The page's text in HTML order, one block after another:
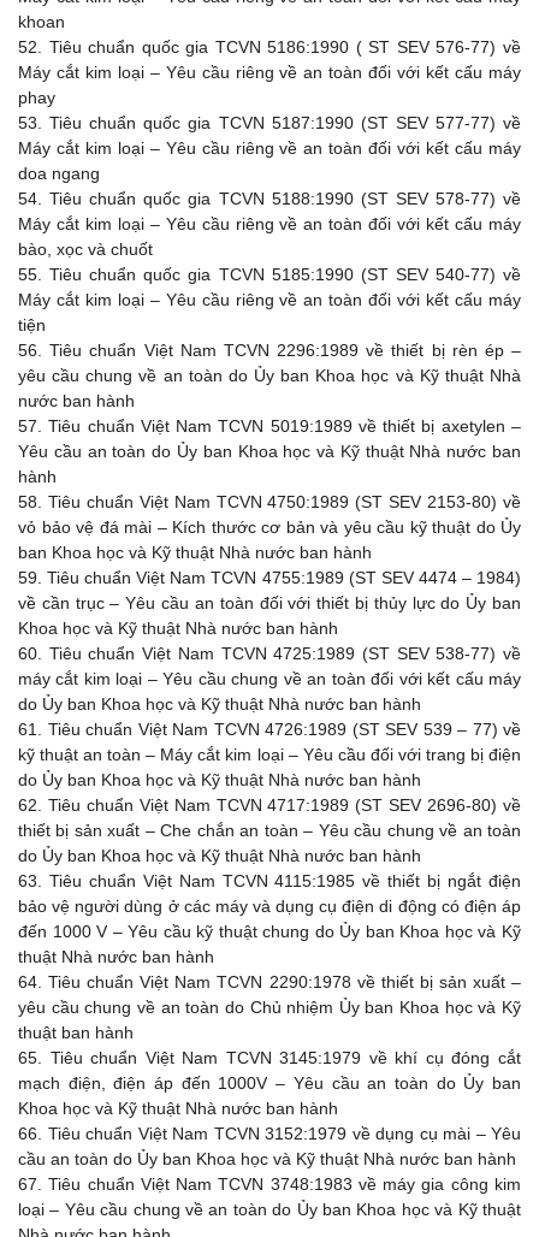
khoan
52.
Tiêu chuẩn quốc gia TCVN 5186:1990 ( ST SEV 576-77) về
Máy cắt kim loại – Yêu cầu riêng về an toàn đối với kết cấu máy
phay
53.
Tiêu chuẩn quốc gia TCVN 5187:1990 (ST SEV 577-77) về
Máy cắt kim loại – Yêu cầu riêng về an toàn đối với kết cấu máy
doa ngang
54.
Tiêu chuẩn quốc gia TCVN 5188:1990 (ST SEV 578-77) về
Máy cắt kim loại – Yêu cầu riêng về an toàn đối với kết cấu máy
bào, xọc và chuốt
55.
Tiêu chuẩn quốc gia TCVN 5185:1990 (ST SEV 540-77) về
Máy cắt kim loại – Yêu cầu riêng về an toàn đối với kết cấu máy
tiện
56.
Tiêu chuẩn Việt Nam TCVN 2296:1989 về thiết bị rèn ép –
yêu cầu chung về an toàn do Ủy ban Khoa học và Kỹ thuật Nhà
nước ban hành
57.
Tiêu chuẩn Việt Nam TCVN 5019:1989 về thiết bị axetylen –
Yêu cầu an toàn do Ủy ban Khoa học và Kỹ thuật Nhà nước ban
hành
58.
Tiêu chuẩn Việt Nam TCVN 4750:1989 (ST SEV 2153-80) về
vỏ bảo vệ đá mài – Kích thước cơ bản và yêu cầu kỹ thuật do Ủy
ban Khoa học và Kỹ thuật Nhà nước ban hành
59. Tiêu chuẩn Việt Nam TCVN 4755:1989 (ST SEV 4474 – 1984)
về cần trục – Yêu cầu an toàn đối với thiết bị thủy lực do Ủy ban
Khoa học và Kỹ thuật Nhà nước ban hành
60.
Tiêu chuẩn Việt Nam TCVN 4725:1989 (ST SEV 538-77) về
máy cắt kim loại – Yêu cầu chung về an toàn đối với kết cấu máy
do Ủy ban Khoa học và Kỹ thuật Nhà nước ban hành
61.
Tiêu chuẩn Việt Nam TCVN 4726:1989 (ST SEV 539 – 77) về
kỹ thuật an toàn – Máy cắt kim loại – Yêu cầu đối với trang bị điện
do Ủy ban Khoa học và Kỹ thuật Nhà nước ban hành
62.
Tiêu chuẩn Việt Nam TCVN 4717:1989 (ST SEV 2696-80) về
thiết bị sản xuất – Che chắn an toàn – Yêu cầu chung về an toàn
do Ủy ban Khoa học và Kỹ thuật Nhà nước ban hành
63.
Tiêu chuẩn Việt Nam TCVN 4115:1985 về thiết bị ngắt điện
bảo vệ người dùng ở các máy và dụng cụ điện di động có điện áp
đến 1000 V – Yêu cầu kỹ thuật chung do Ủy ban Khoa học và Kỹ
thuật Nhà nước ban hành
64. Tiêu chuẩn Việt Nam TCVN 2290:1978 về thiết bị sản xuất –
yêu cầu chung về an toàn do Chủ nhiệm Ủy ban Khoa học và Kỹ
thuật ban hành
65.
Tiêu chuẩn Việt Nam TCVN 3145:1979 về khí cụ đóng cắt
mạch điện, điện áp đến 1000V – Yêu cầu an toàn do Ủy ban
Khoa học và Kỹ thuật Nhà nước ban hành
66.
Tiêu chuẩn Việt Nam TCVN 3152:1979 về dụng cụ mài – Yêu
cầu an toàn do Ủy ban Khoa học và Kỹ thuật Nhà nước ban hành
67.
Tiêu chuẩn Việt Nam TCVN 3748:1983 về máy gia công kim
loại – Yêu cầu chung về an toàn do Ủy ban Khoa học và Kỹ thuật